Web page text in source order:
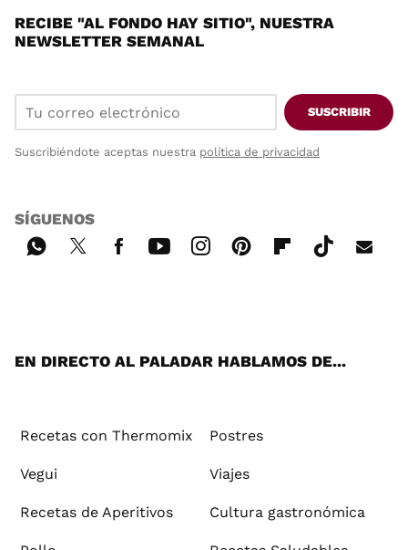
RECIBE "AL FONDO HAY SITIO", NUESTRA
NEWSLETTER SEMANAL
SUSCRIBIR
Suscribiéndote aceptas nuestra política de privacidad
SÍGUENOS
EN DIRECTO AL PALADAR HABLAMOS DE...
Recetas con Thermomix Postres
Vegui Viajes
Recetas de Aperitivos Cultura gastronómica